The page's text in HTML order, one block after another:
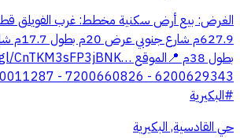
حي القادسية, البكيرية